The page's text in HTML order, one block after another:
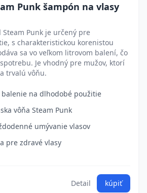
Punk šampón na vlasy
Steam Punk je určený pre
s charakteristickou korenistou
sa vo veľkom litrovom balení, čo
Je vhodný pre mužov, ktorí
trvalú vôňu.
balenie na dlhodobé použitie
vôňa Steam Punk
umývanie vlasov
pre zdravé vlasy
Detail kúpiť